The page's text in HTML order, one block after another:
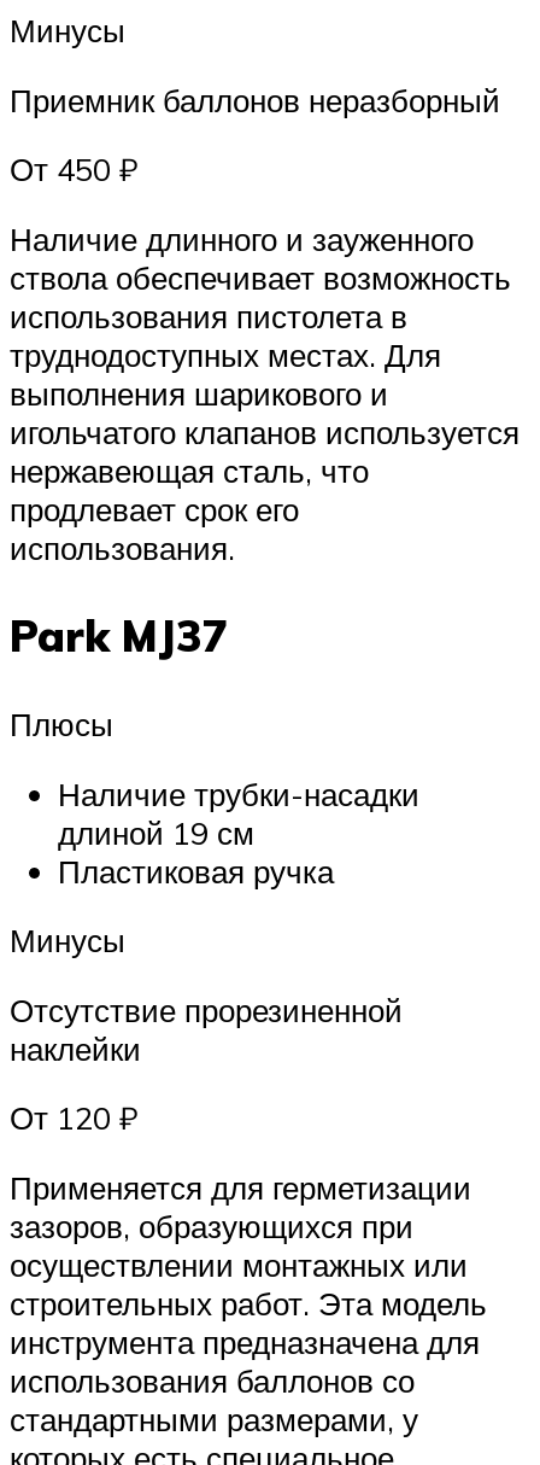
Минусы
Приемник баллонов неразборный
От 450 ₽
Наличие длинного и зауженного
ствола обеспечивает возможность
использования пистолета в
труднодоступных местах. Для
выполнения шарикового и
игольчатого клапанов используется
нержавеющая сталь, что
продлевает срок его
использования.
Park MJ37
Плюсы
Наличие трубки-насадки
длиной 19 см
Пластиковая ручка
Минусы
Отсутствие прорезиненной
наклейки
От 120 ₽
Применяется для герметизации
зазоров, образующихся при
осуществлении монтажных или
строительных работ. Эта модель
инструмента предназначена для
использования баллонов со
стандартными размерами, у